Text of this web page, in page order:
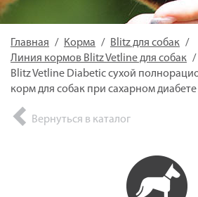
Главная Корма
Blitz для собак
Линия кормов Blitz Vetline для собак
Blitz Vetline Diabetic сухой
корм для собак при сахарном диабете
Вернуться в каталог